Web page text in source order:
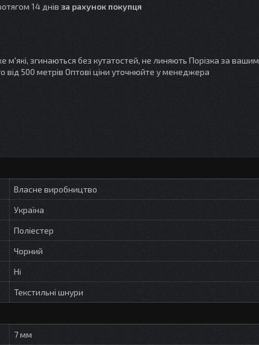
14 днів за рахунок покупця
згинаються без кутатостей, не линяють Порізка за вашим
500 метрів Оптові ціни уточнюйте у менеджера
Власне виробництво
Україна
Поліестер
Чорний
Ні
Текстильні шнури
7 мм